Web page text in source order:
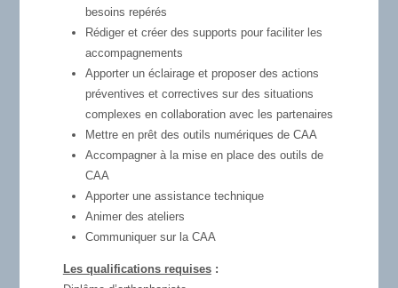
besoins repérés
Rédiger et créer des supports pour faciliter les
accompagnements
Apporter un éclairage et proposer des actions
préventives et correctives sur des situations
complexes en collaboration avec les partenaires
Mettre en prêt des outils numériques de CAA
Accompagner à la mise en place des outils de
CAA
Apporter une assistance technique
Animer des ateliers
Communiquer sur la CAA
Les qualifications requises: